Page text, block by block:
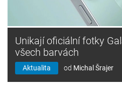
Unikají oficiální fotky
všech barvách
Aktualita od Michal Šrajer